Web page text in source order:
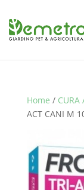
Home / CURA
ACT CANI M